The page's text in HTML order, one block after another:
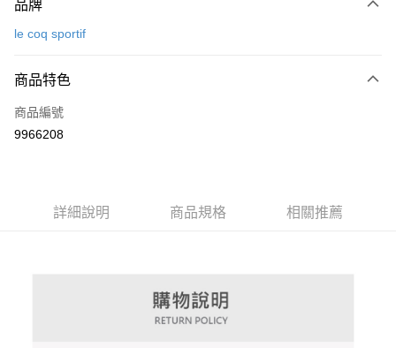
信用卡一次付款
LINE Pay
Apple Pay
大哥付你分期
流程，驗證手機門號後，選擇欲分期的期數、繳款截止日，確認付款後即完
【關於「AFTEE先享後付」】
AFTEE先享後付是「在收到商品之後才付款」的支付方式。 讓您購物簡單
品牌
le coq sportif
商品特色
商品編號
9966208
詳細說明 商品規格 相關推薦